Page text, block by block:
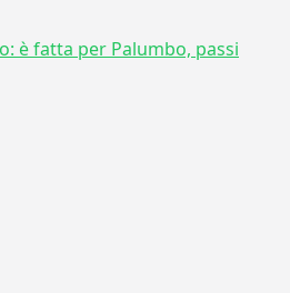
è fatta per Palumbo, passi